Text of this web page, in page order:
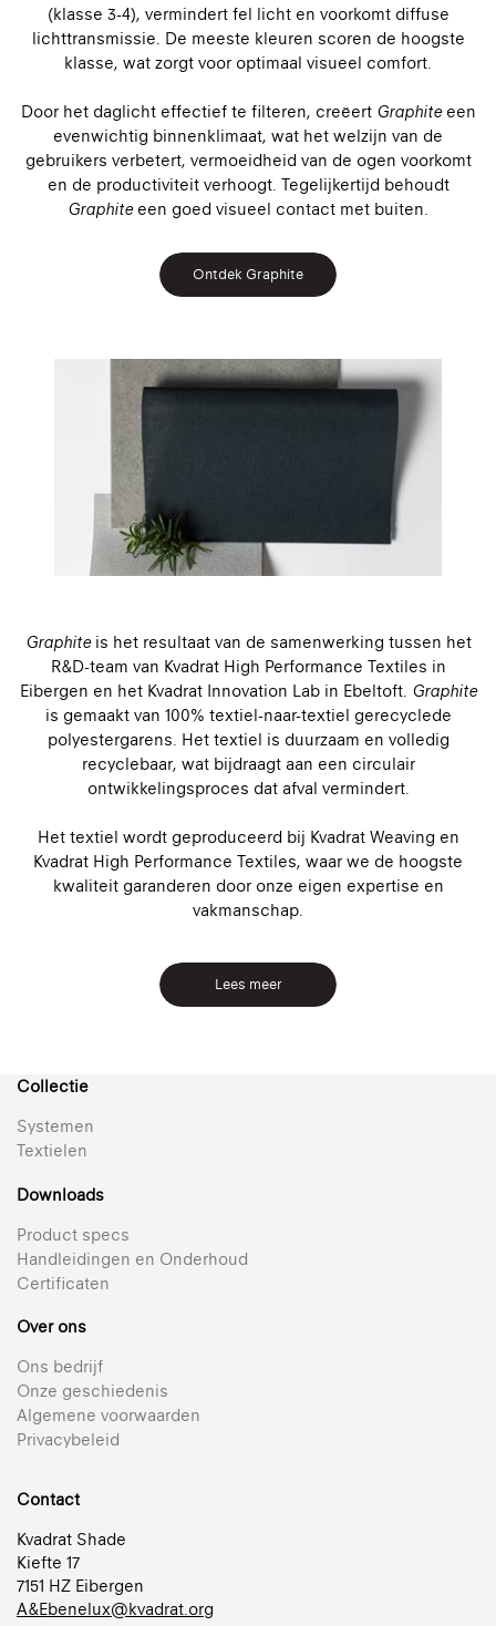
(klasse 3-4), vermindert fel licht en voorkomt diffuse
lichttransmissie. De meeste kleuren scoren de hoogste
klasse, wat zorgt voor optimaal visueel comfort.
Door het daglicht effectief te filteren, creëert Graphiteeen
evenwichtig binnenklimaat, wat het welzijn van de
gebruikers verbetert, vermoeidheid van de ogen voorkomt
en de productiviteit verhoogt. Tegelijkertijd behoudt
Graphiteeen goed visueel contact met buiten.
Ontdek Graphite
Graphiteis het resultaat van de samenwerking tussen het
R&D-team van Kvadrat High Performance Textiles in
Eibergen en het Kvadrat Innovation Lab in Ebeltoft. Graphite
is gemaakt van 100% textiel-naar-textiel gerecyclede
polyestergarens. Het textiel is duurzaam en volledig
recyclebaar, wat bijdraagt aan een circulair
ontwikkelingsproces dat afval vermindert.
Het textiel wordt geproduceerd bij Kvadrat Weaving en
Kvadrat High Performance Textiles, waar we de hoogste
kwaliteit garanderen door onze eigen expertise en
vakmanschap.
Lees meer
Collectie
Systemen
Textielen
Downloads
Product specs
Handleidingen en Onderhoud
Certificaten
Over ons
Ons bedrijf
Onze geschiedenis
Algemene voorwaarden
Privacybeleid
Contact
Kvadrat Shade
Kiefte 17
7151 HZ Eibergen
A&Ebenelux@kvadrat.org